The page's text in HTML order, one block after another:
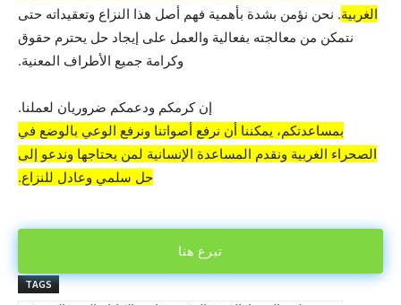
الغربية. نحن نؤمن بشدة بأهمية فهم أصل هذا النزاع وتعقيداته حتى
نتمكن من معالجته بفعالية والعمل على إيجاد حل يحترم حقوق
وكرامة جميع الأطراف المعنية.
إن كرمكم ودعمكم ضروريان لعملنا.
بمساعدتكم، يمكننا أن نرفع أصواتنا ونرفع الوعي بالوضع في
الصحراء الغربية ونقدم المساعدة الإنسانية لمن يحتاجها وندعو إلى
حل سلمي وعادل للنزاع.
تبرع هنا
TAGS